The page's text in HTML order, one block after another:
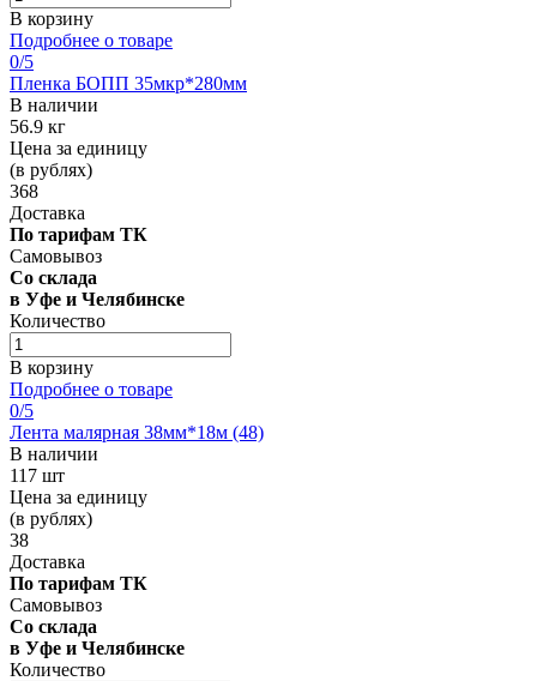
В корзину
Подробнее о товаре
0/5
Пленка БОПП 35мкр*280мм
В наличии
56.9 кг
Цена за единицу
(в рублях)
368
Доставка
По тарифам ТК
Самовывоз
Со склада
в Уфе и Челябинске
Количество
В корзину
Подробнее о товаре
0/5
Лента малярная 38мм*18м (48)
В наличии
117 шт
Цена за единицу
(в рублях)
38
Доставка
По тарифам ТК
Самовывоз
Со склада
в Уфе и Челябинске
Количество